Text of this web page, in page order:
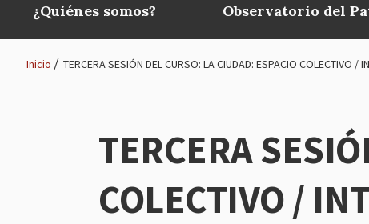
Main
navigation
¿Quiénes somos? Observatorio del
navegación
Inicio TERCERA SESIÓN DEL CURSO: LA CIUDAD: ESPACIO COLECTIVO /
TERCERA
COLECTIVO /